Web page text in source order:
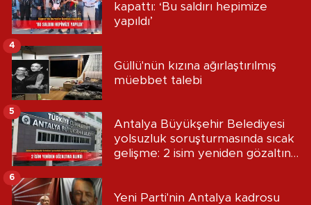
kapattı: ‘Bu saldırı hepimize
yapıldı’
Güllü'nün kızına ağırlaştırılmış
müebbet talebi
4
Antalya Büyükşehir Belediyesi
yolsuzluk soruşturmasında sıcak
gelişme: 2 isim yeniden gözaltına
5
Yeni Parti'nin Antalya kadrosu
6